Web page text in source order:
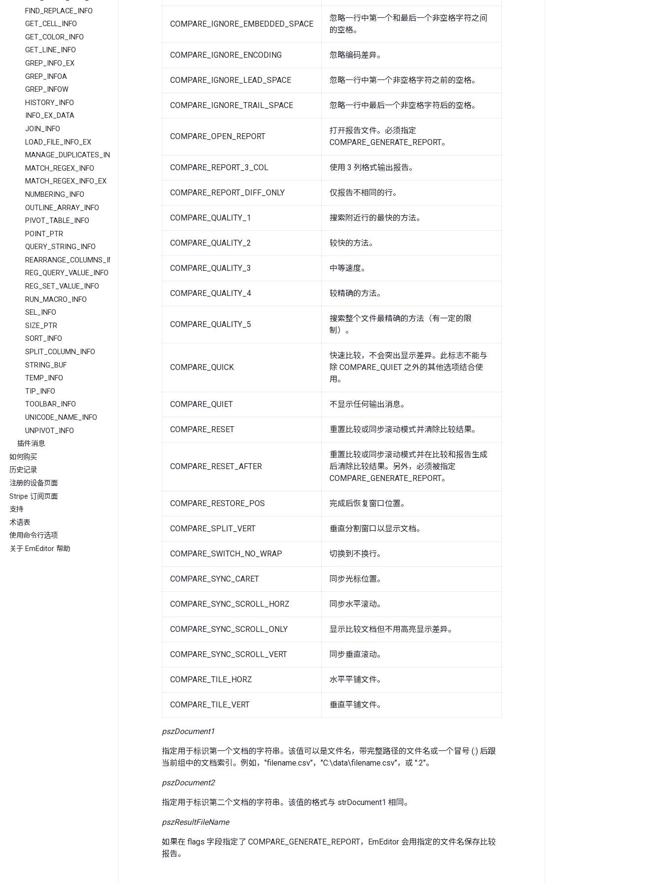
FIND_REPLACE_INFO
GET_CELL_INFO
GET_COLOR_INFO
GET_LINE_INFO
GREP_INFO_EX
GREP_INFOA
GREP_INFOW
HISTORY_INFO
INFO_EX_DATA
JOIN_INFO
LOAD_FILE_INFO_EX
MANAGE_DUPLICATES_INFO
MATCH_REGEX_INFO
MATCH_REGEX_INFO_EX
NUMBERING_INFO
OUTLINE_ARRAY_INFO
PIVOT_TABLE_INFO
POINT_PTR
QUERY_STRING_INFO
REARRANGE_COLUMNS_INFO
REG_QUERY_VALUE_INFO
REG_SET_VALUE_INFO
RUN_MACRO_INFO
SEL_INFO
SIZE_PTR
SORT_INFO
SPLIT_COLUMN_INFO
STRING_BUF
TEMP_INFO
TIP_INFO
TOOLBAR_INFO
UNICODE_NAME_INFO
UNPIVOT_INFO
插件消息
如何购买
历史记录
注册的设备页面
Stripe 订阅页面
支持
术语表
使用命令行选项
关于 EmEditor 帮助
COMPARE_IGNORE_EMBEDDED_SPACE
忽略一行中第一个和最后一个非空格字符之间
的空格。
COMPARE_IGNORE_ENCODING 忽略编码差异。
COMPARE_IGNORE_LEAD_SPACE 忽略一行中第一个非空格字符之前的空格。
COMPARE_IGNORE_TRAIL_SPACE 忽略一行中最后一个非空格字符后的空格。
COMPARE_OPEN_REPORT
打开报告文件。必须指定
COMPARE_GENERATE_REPORT。
COMPARE_REPORT_3_COL 使用 3 列格式输出报告。
COMPARE_REPORT_DIFF_ONLY 仅报告不相同的行。
COMPARE_QUALITY_1 搜索附近行的最快的方法。
COMPARE_QUALITY_2 较快的方法。
COMPARE_QUALITY_3 中等速度。
COMPARE_QUALITY_4 较精确的方法。
COMPARE_QUALITY_5
搜索整个文件最精确的方法（有一定的限
制）。
COMPARE_QUICK
快速比较，不会突出显示差异。此标志不能与
除 COMPARE_QUIET 之外的其他选项结合使
用。
COMPARE_QUIET 不显示任何输出消息。
COMPARE_RESET 重置比较或同步滚动模式并清除比较结果。
COMPARE_RESET_AFTER
重置比较或同步滚动模式并在比较和报告生成
后清除比较结果。另外，必须被指定
COMPARE_GENERATE_REPORT。
COMPARE_RESTORE_POS 完成后恢复窗口位置。
COMPARE_SPLIT_VERT 垂直分割窗口以显示文档。
COMPARE_SWITCH_NO_WRAP 切换到不换行。
COMPARE_SYNC_CARET 同步光标位置。
COMPARE_SYNC_SCROLL_HORZ 同步水平滚动。
COMPARE_SYNC_SCROLL_ONLY 显示比较文档但不用高亮显示差异。
COMPARE_SYNC_SCROLL_VERT 同步垂直滚动。
COMPARE_TILE_HORZ 水平平铺文件。
COMPARE_TILE_VERT 垂直平铺文件。
pszDocument1
指定用于标识第一个文档的字符串。该值可以是文件名，带完整路径的文件名或一个冒号 (:) 后跟
当前组中的文档索引。例如，"filename.csv"，"C:\data\filename.csv"，或 ":2"。
pszDocument2
指定用于标识第二个文档的字符串。该值的格式与 strDocument1 相同。
pszResultFileName
如果在 flags 字段指定了 COMPARE_GENERATE_REPORT，EmEditor 会用指定的文件名保存比较
报告。